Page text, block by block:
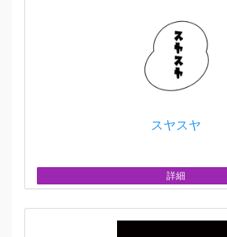
スヤスヤ
詳細